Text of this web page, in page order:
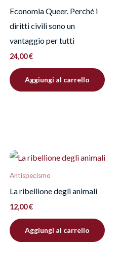
per pubblicare una
Economia Queer. Perché i
diritti civili sono un
vantaggio per tutti
24,00€
Aggiungi al carrello
Antispecismo
La ribellione degli animali
12,00€
Aggiungi al carrello